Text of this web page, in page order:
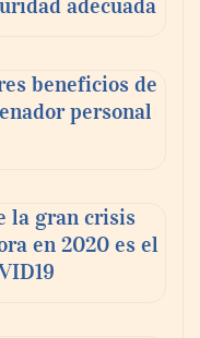
forma de
adecuada
beneficios de
personal
la gran crisis
en 2020 es el